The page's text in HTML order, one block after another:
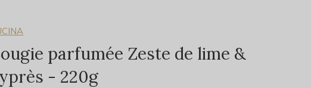
parfumée Zeste de lime &
- 220g